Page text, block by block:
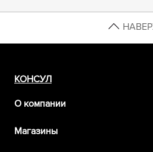
КОНСУЛ
О компании
Магазины